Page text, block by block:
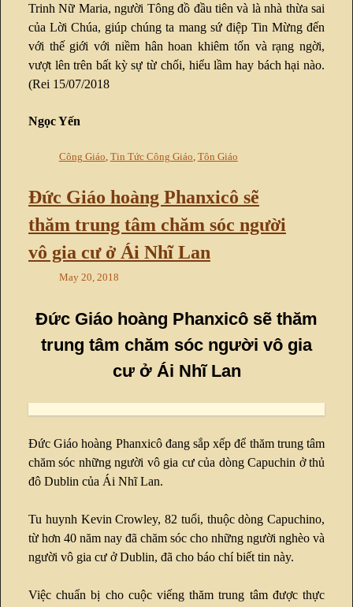
Trinh Nữ Maria, người Tông đồ đầu tiên và là nhà thừa sai
của Lời Chúa, giúp chúng ta mang sứ điệp Tin Mừng đến
với thế giới với niềm hân hoan khiêm tốn và rạng ngời,
vượt lên trên bất kỳ sự từ chối, hiểu lầm hay bách hại nào.
(Rei 15/07/2018
Ngọc Yến
Công Giáo, Tin Tức Công Giáo, Tôn Giáo
Đức Giáo hoàng Phanxicô sẽ
thăm trung tâm chăm sóc người
vô gia cư ở Ái Nhĩ Lan
May 20, 2018
Đức Giáo hoàng Phanxicô sẽ thăm
trung tâm chăm sóc người vô gia
cư ở Ái Nhĩ Lan
Đức Giáo hoàng Phanxicô đang sắp xếp để thăm trung tâm
chăm sóc những người vô gia cư của dòng Capuchin ở thủ
đô Dublin của Ái Nhĩ Lan.
Tu huynh Kevin Crowley, 82 tuổi, thuộc dòng Capuchino,
từ hơn 40 năm nay đã chăm sóc cho những người nghèo và
người vô gia cư ở Dublin, đã cho báo chí biết tin này.
Việc chuẩn bị cho cuộc viếng thăm trung tâm được thực